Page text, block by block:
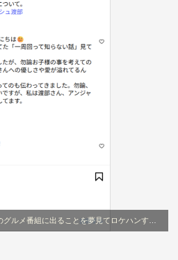
出ることを夢見てロケハンする番組」公式Instagram